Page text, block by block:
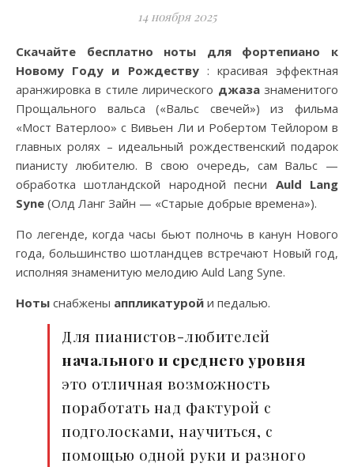
14 ноября 2025
Скачайте бесплатно ноты для фортепиано к
Новому Году и Рождеству: красивая эффектная
аранжировка в стиле лирического джазазнаменитого
Прощального вальса («Вальс свечей») из фильма
«Мост Ватерлоо» с Вивьен Ли и Робертом Тейлором в
главных ролях – идеальный рождественский подарок
пианисту любителю. В свою очередь, сам Вальс —
обработка шотландской народной песни Auld Lang
Syne (Олд Ланг Зайн — «Старые добрые времена»).
По легенде, когда часы бьют полночь в канун Нового
года, большинство шотландцев встречают Новый год,
исполняя знаменитую мелодию Auld Lang Syne.
Ноты снабжены аппликатурой и педалью.
Для пианистов-любителей
начального и среднего уровня
это отличная возможность
поработать над фактурой с
подголосками, научиться, с
помощью одной руки и разного